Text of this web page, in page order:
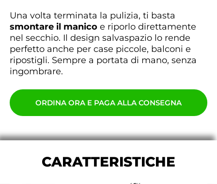
Una volta terminata la pulizia, ti basta
smontare il manico e riporlo direttamente
nel secchio. Il design salvaspazio lo rende
perfetto anche per case piccole, balconi e
ripostigli. Sempre a portata di mano, senza
ingombrare.
ORDINA ORA E PAGA ALLA CONSEGNA
CARATTERISTICHE